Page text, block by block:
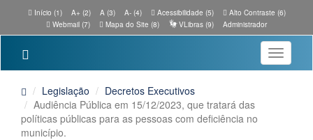
Início (1) A+ (2) A (3) A- (4) Acessibilidade (5)
Alto Contraste (6)
Webmail (7)
Mapa do Site (8) VLibras (9) Administrador
Toggle
Legislação
Decretos Executivos
Audiência Pública em 15/12/2023, que tratará das
políticas públicas para as pessoas com deficiência no
município.